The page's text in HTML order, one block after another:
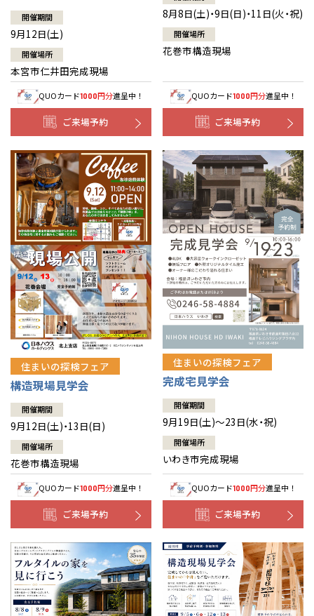
開催期間
9月12日(土)
開催場所
本宮市仁井田完成現場
QUOカード1000円分進呈中！
ご来場予約
8月8日(土)・9日(日)・11日(火・祝)
開催場所
花巻市構造現場
QUOカード1000円分進呈中！
ご来場予約
住まいの探検フェア
構造現場見学会
開催期間
9月12日(土)・13日(日)
開催場所
花巻市構造現場
QUOカード1000円分進呈中！
ご来場予約
住まいの探検フェア
完成宅見学会
開催期間
9月19日(土)～23日(水・祝)
開催場所
いわき市完成現場
QUOカード1000円分進呈中！
ご来場予約